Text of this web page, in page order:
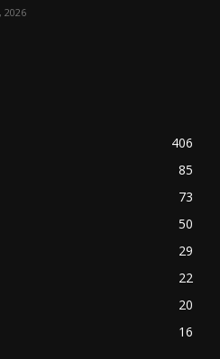
2026
406
85
73
50
29
22
20
16